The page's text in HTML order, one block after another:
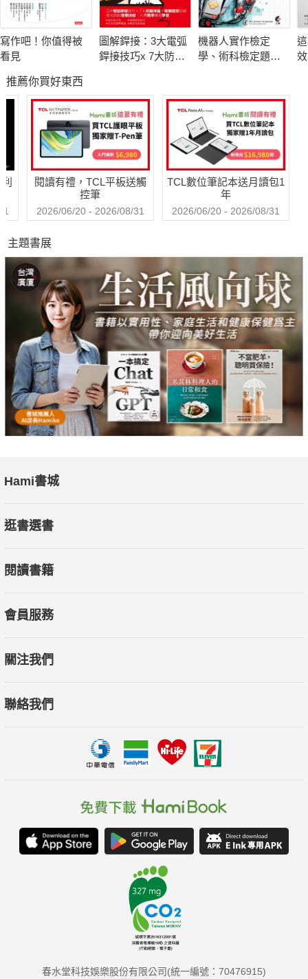
寫作吧！你值得被
看見
圖解銲接：3大電弧
銲接技巧x 7大防護
術，火燙精準爆笑
學習
機器人實作檢定
學、術科檢定題庫
推薦你買好東西
閱讀有禮，TCL平板送觸
控筆
2026/06/20 - 2026/08/31
TCL數位筆記本送月讀包1
年
2026/06/20 - 2026/08/31
主題書展
Hami書城
逛書選書
閱讀書籍
會員服務
關注我們
聯絡我們
春水堂科技娛樂股份有限公司(統一編號：70476915)